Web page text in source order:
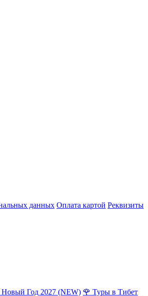
данных Оплата картой Реквизиты
Новый Год 2027 (NEW) 🌹 Туры в Тибет